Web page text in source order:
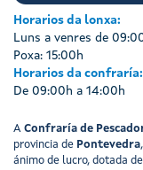
Horarios da lonxa:
Luns a venres de
Poxa: 15:00h
Horarios da confraría:
De 09:00h a 14:00h
A Confraría de
provincia de Pontevedra
ánimo de lucro, dotada